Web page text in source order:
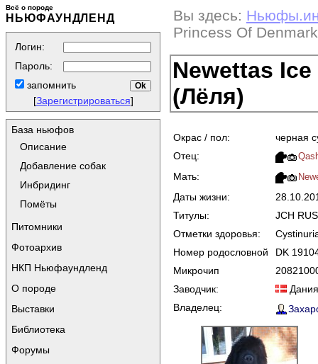
Всё о породе
НЬЮФАУНДЛЕНД
Логин:
Пароль:
запомнить
[Зарегистрироваться]
База ньюфов
Описание
Добавление собак
Инбридинг
Помёты
Питомники
Фотоархив
НКП Ньюфаундленд
О породе
Выставки
Библиотека
Форумы
Вы здесь:
Princess Of Denmark
Newettas
(Лёля)
Окрас / пол:
черная
Отец:
Мать:
Даты жизни:
Титулы:
JCH
Отметки здоровья:
Номер родословной
DK
Микрочип
Заводчик:
Дания
Владелец: